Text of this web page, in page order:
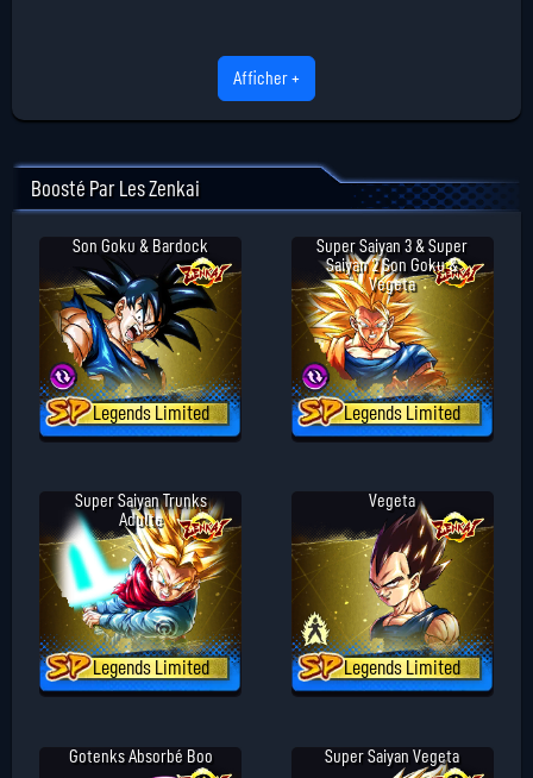
Afficher +
Boosté Par Les Zenkai
Son Goku & Bardock
Legends Limited
Super Saiyan 3 & Super
Saiyan 2 Son Goku &
Vegeta
Legends Limited
Super Saiyan Trunks
Adulte
Legends Limited
Vegeta
Legends Limited
Gotenks Absorbé Boo Super Saiyan Vegeta